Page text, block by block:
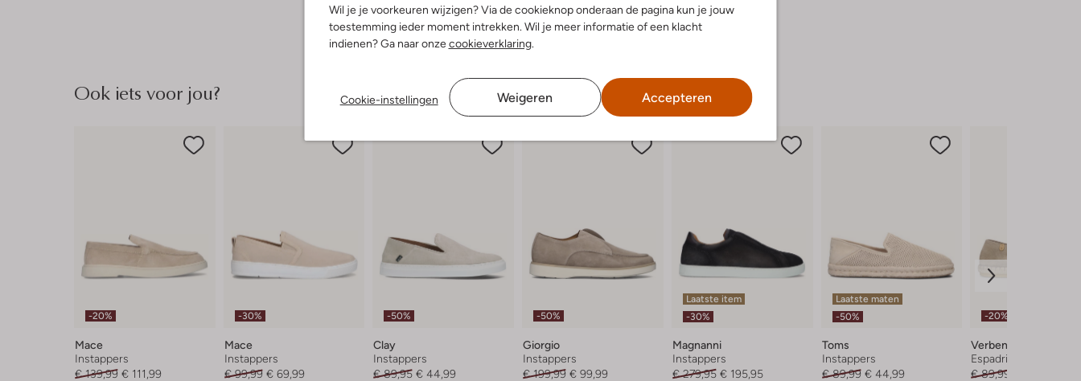
Wil je je voorkeuren wijzigen? Via de cookieknop onderaan de pagina kun je jouw
toestemming ieder moment intrekken. Wil je meer informatie of een klacht
indienen? Ga naar onzecookieverklaring.
Cookie-instellingen Weigeren Accepteren
Ook iets voor jou?
-20%
Mace
Instappers
€ 139,99 € 111,99
-30%
Mace
Instappers
€ 99,99 € 69,99
-50%
Clay
Instappers
€ 89,95 € 44,99
-50%
Giorgio
Instappers
€ 199,99 € 99,99
Laatste item
-30%
Magnanni
Instappers
€ 279,95 € 195,95
Laatste maten
-50%
Toms
Instappers
€ 89,99 € 44,99
-20%
Verbenas
Espadrilles
€ 89,99